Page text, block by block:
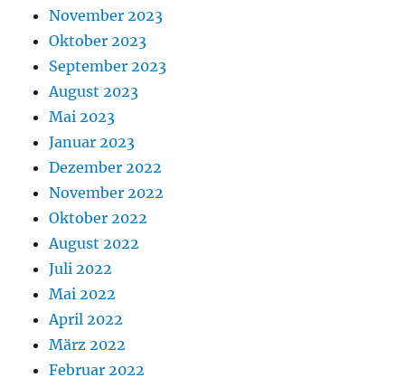
November 2023
Oktober 2023
September 2023
August 2023
Mai 2023
Januar 2023
Dezember 2022
November 2022
Oktober 2022
August 2022
Juli 2022
Mai 2022
April 2022
März 2022
Februar 2022